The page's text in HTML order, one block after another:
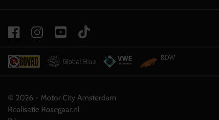
© 2026 - Motor City Amsterdam
Realisatie Rosegaar.nl